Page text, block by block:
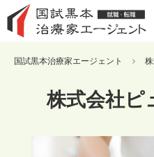
国試黒本治療家エージェント
株式会社ピ